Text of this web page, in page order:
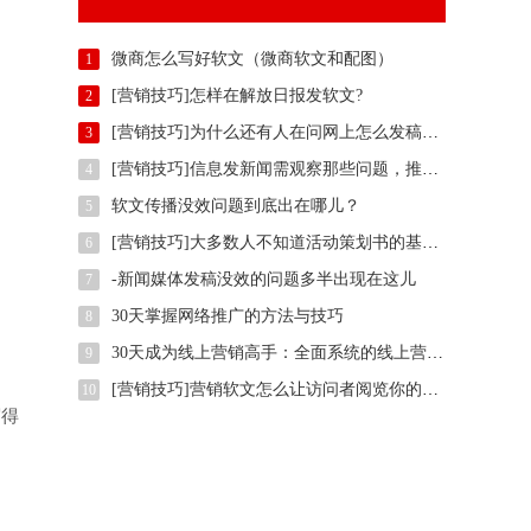
1 微商怎么写好软文（微商软文和配图）
2 [营销技巧]怎样在解放日报发软文?
3 [营销技巧]为什么还有人在问网上怎么发稿？用智慧软文
4 [营销技巧]信息发新闻需观察那些问题，推广方法有那些？
5 软文传播没效问题到底出在哪儿？
6 [营销技巧]大多数人不知道活动策划书的基本样式是什么,我们一起了解下
7 -新闻媒体发稿没效的问题多半出现在这儿
8 30天掌握网络推广的方法与技巧
9 30天成为线上营销高手：全面系统的线上营销培训
10 [营销技巧]营销软文怎么让访问者阅览你的整篇文案